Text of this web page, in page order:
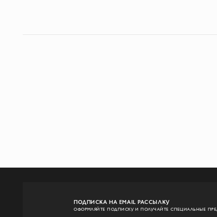
ПОДПИСКА НА EMAIL РАССЫЛКУ
ОФОРМЛЯЙТЕ ПОДПИСКУ И ПОЛУЧАЙТЕ СПЕЦИАЛЬНЫЕ